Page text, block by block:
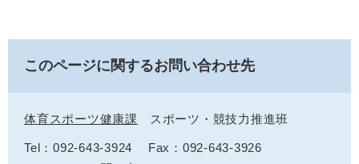
このページに関するお問い合わせ先
体育スポーツ健康課 スポーツ・競技力推進班
Tel：092-643-3924
Fax：092-643-3926